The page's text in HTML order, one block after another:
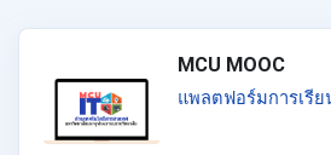
MCU MOOC
แพลตฟอร์มการเรีย